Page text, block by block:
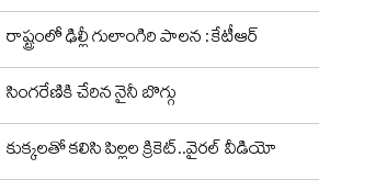
రాష్ట్రంలో ఢిల్లీ గులాంగిరి పాలన : కేటీఆర్
సింగరేణికి చేరిన నైనీ బొగ్గు
కుక్కలతో కలిసి పిల్లల క్రికెట్..వైరల్ వీడియో